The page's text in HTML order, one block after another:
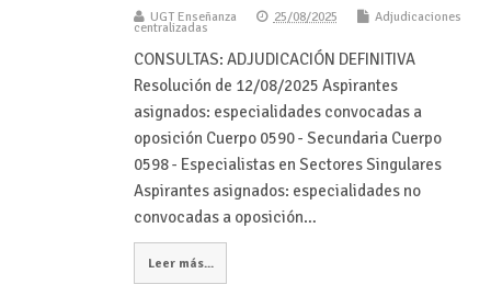
UGT Enseñanza 25/08/2025 Adjudicaciones
centralizadas
CONSULTAS: ADJUDICACIÓN DEFINITIVA
Resolución de 12/08/2025 Aspirantes
asignados: especialidades convocadas a
oposición Cuerpo 0590 - Secundaria Cuerpo
0598 - Especialistas en Sectores Singulares
Aspirantes asignados: especialidades no
convocadas a oposición…
Leer más...